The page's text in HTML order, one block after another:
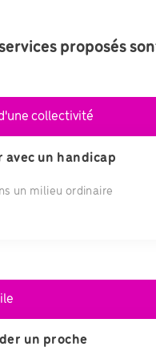
proposés
collectivité
avec un handicap
un milieu ordinaire
un proche